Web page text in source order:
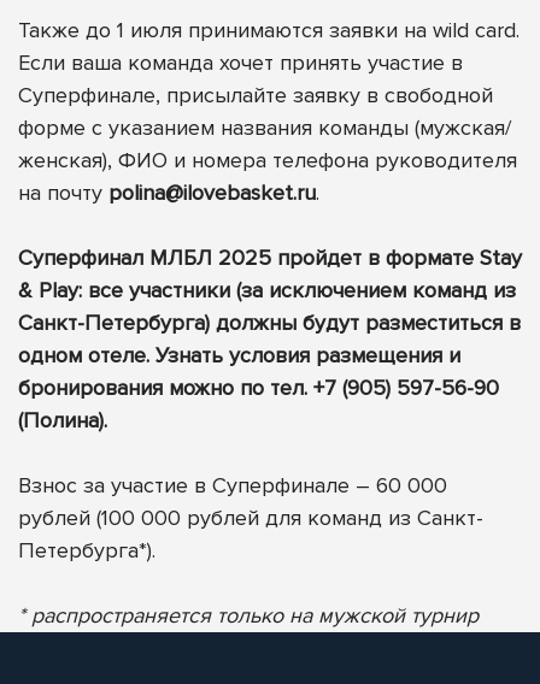
Также до 1 июля принимаются заявки на wild card.
Если ваша команда хочет принять участие в
Суперфинале, присылайте заявку в свободной
форме с указанием названия команды (мужская/
женская), ФИО и номера телефона руководителя
на почту polina@ilovebasket.ru.
Суперфинал МЛБЛ 2025 пройдет в формате Stay
& Play: все участники (за исключением команд из
Санкт-Петербурга) должны будут разместиться в
одном отеле. Узнать условия размещения и
бронирования можно по тел. +7 (905) 597-56-90
(Полина).
Взнос за участие в Суперфинале – 60 000
рублей (100 000 рублей для команд из Санкт-
Петербурга*).
* распространяется только на мужской турнир